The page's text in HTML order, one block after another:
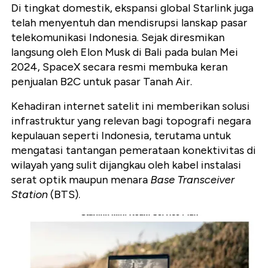
Di tingkat domestik, ekspansi global Starlink juga
telah menyentuh dan mendisrupsi lanskap pasar
telekomunikasi Indonesia. Sejak diresmikan
langsung oleh Elon Musk di Bali pada bulan Mei
2024, SpaceX secara resmi membuka keran
penjualan B2C untuk pasar Tanah Air.
Kehadiran internet satelit ini memberikan solusi
infrastruktur yang relevan bagi topografi negara
kepulauan seperti Indonesia, terutama untuk
mengatasi tantangan pemerataan konektivitas di
wilayah yang sulit dijangkau oleh kabel instalasi
serat optik maupun menara Base Transceiver
Station(BTS).